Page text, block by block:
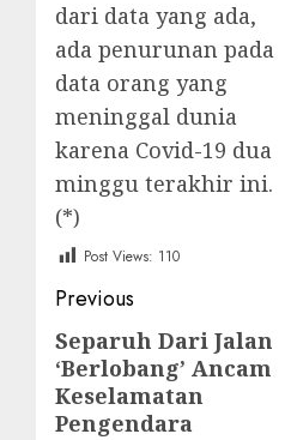
dari data yang ada,
ada penurunan pada
data orang yang
meninggal dunia
karena Covid-19 dua
minggu terakhir ini.
(*)
Post Views: 110
Post
navigation
Previous
Previous
post:
Separuh Dari Jalan
‘Berlobang’ Ancam
Keselamatan
Pengendara